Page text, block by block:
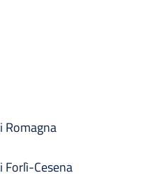
Romagna
Forlì-Cesena